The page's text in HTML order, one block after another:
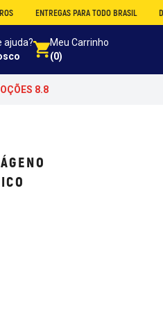
PARA TODO BRASIL DESCONTO
ajuda?
Meu Carrinho
(0)
8.8